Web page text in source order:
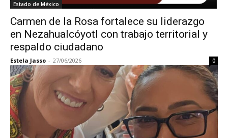
Estado de México
Carmen de la Rosa fortalece su liderazgo
en Nezahualcóyotl con trabajo territorial y
respaldo ciudadano
Estela Jasso - 27/06/2026 0